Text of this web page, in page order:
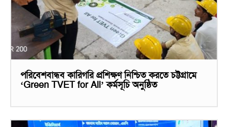
পরিবেশবান্ধব কারিগরি প্রশিক্ষণ নিশ্চিত করতে চট্টগ্রামে
‘Green TVET for All’ কর্মসূচি অনুষ্ঠিত